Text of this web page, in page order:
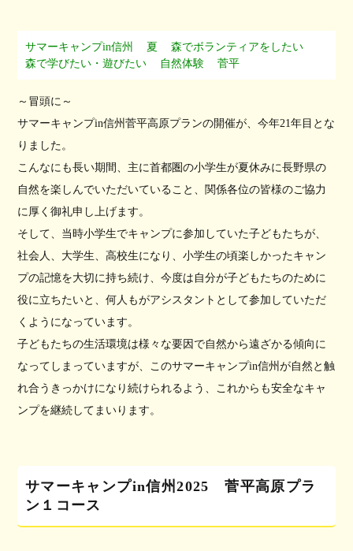
サマーキャンプin信州 夏
森でボランティアをしたい
森で学びたい・遊びたい
自然体験 菅平
～冒頭に～
サマーキャンプin信州菅平高原プランの開催が、今年21年目とな
りました。
こんなにも長い期間、主に首都圏の小学生が夏休みに長野県の
自然を楽しんでいただいていること、関係各位の皆様のご協力
に厚く御礼申し上げます。
そして、当時小学生でキャンプに参加していた子どもたちが、
社会人、大学生、高校生になり、小学生の頃楽しかったキャン
プの記憶を大切に持ち続け、今度は自分が子どもたちのために
役に立ちたいと、何人もがアシスタントとして参加していただ
くようになっています。
子どもたちの生活環境は様々な要因で自然から遠ざかる傾向に
なってしまっていますが、このサマーキャンプin信州が自然と触
れ合うきっかけになり続けられるよう、これからも安全なキャ
ンプを継続してまいります。
サマーキャンプin信州2025 菅平高原プラ
ン１コース